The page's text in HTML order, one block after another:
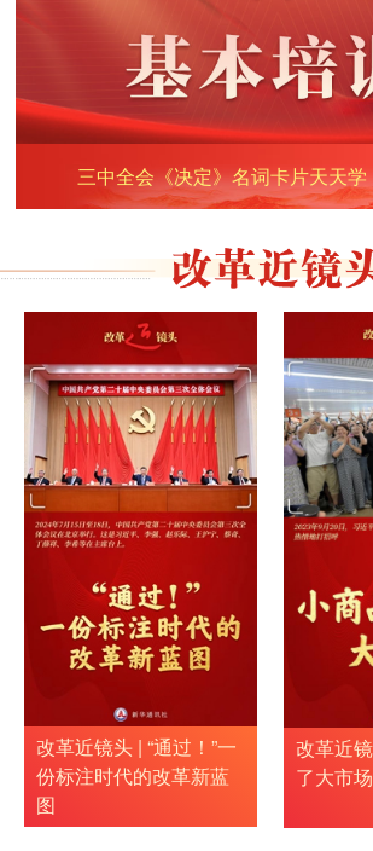
三中全会《决定》名词卡片天天学
改革近镜头 | “通过！”一
份标注时代的改革新蓝
图
改革近
了大市场